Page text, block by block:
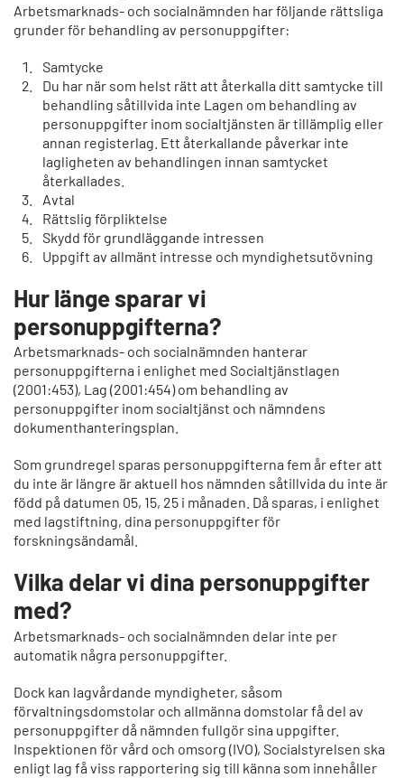
Arbetsmarknads- och socialnämnden har följande rättsliga
grunder för behandling av personuppgifter:
Samtycke
Du har när som helst rätt att återkalla ditt samtycke till
behandling såtillvida inte Lagen om behandling av
personuppgifter inom socialtjänsten är tillämplig eller
annan registerlag. Ett återkallande påverkar inte
lagligheten av behandlingen innan samtycket
återkallades.
Avtal
Rättslig förpliktelse
Skydd för grundläggande intressen
Uppgift av allmänt intresse och myndighetsutövning
Hur länge sparar vi
personuppgifterna?
Arbetsmarknads- och socialnämnden hanterar
personuppgifterna i enlighet med Socialtjänstlagen
(2001:453), Lag (2001:454) om behandling av
personuppgifter inom socialtjänst och nämndens
dokumenthanteringsplan.
Som grundregel sparas personuppgifterna fem år efter att
du inte är längre är aktuell hos nämnden såtillvida du inte är
född på datumen 05, 15, 25 i månaden. Då sparas, i enlighet
med lagstiftning, dina personuppgifter för
forskningsändamål.
Vilka delar vi dina personuppgifter
med?
Arbetsmarknads- och socialnämnden delar inte per
automatik några personuppgifter.
Dock kan lagvårdande myndigheter, såsom
förvaltningsdomstolar och allmänna domstolar få del av
personuppgifter då nämnden fullgör sina uppgifter.
Inspektionen för vård och omsorg (IVO), Socialstyrelsen ska
enligt lag få viss rapportering sig till känna som innehåller